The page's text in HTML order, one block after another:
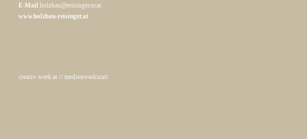
E-Mail
holzbau@reisinger.or.at
www.holzbau-reisinger.at
creativ-werk.at // medienwerkstatt